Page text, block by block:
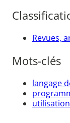
Revues,
Mots-clés
langage